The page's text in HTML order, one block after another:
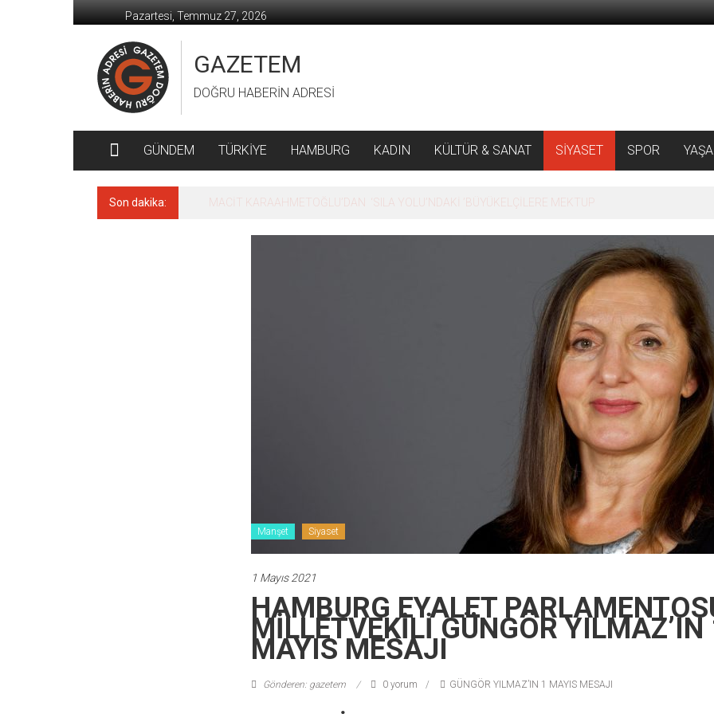
geç
Pazartesi, Temmuz 27, 2026
GAZETEM
DOĞRU HABERİN ADRESİ
GÜNDEM TÜRKİYE HAMBURG KADIN KÜLTÜR & SANAT SİYASET SPOR
Son dakika: MACİT KARAAHMETOĞLU’DAN ‘SILA YOLU’NDAKİ ’BÜYÜKELÇİLERE MEKTUP
Manşet Siyaset
1 Mayıs 2021
HAMBURG EYALET
MİLLETVEKİLİ GÜNGÖR YILMAZ’IN
MAYIS MESAJI
Gönderen: gazetem 0 yorum GÜNGÖR YILMAZ’IN 1 MAYIS MESAJI